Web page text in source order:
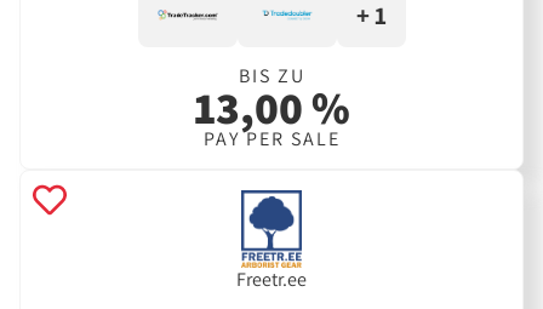
+ 1
BIS ZU
13,00 %
PAY PER SALE
Freetr.ee